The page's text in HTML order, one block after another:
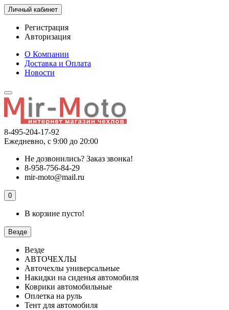
Личный кабинет
Регистрация
Авторизация
О Компании
Доставка и Оплата
Новости
8-495-204-17-92
Ежедневно, с 9:00 до 20:00
Не дозвонились? Заказ звонка!
8-958-756-84-29
mir-moto@mail.ru
0
В корзине пусто!
Везде
Везде
АВТОЧЕХЛЫ
Авточехлы универсальные
Накидки на сиденья автомобиля
Коврики автомобильные
Оплетка на руль
Тент для автомобиля